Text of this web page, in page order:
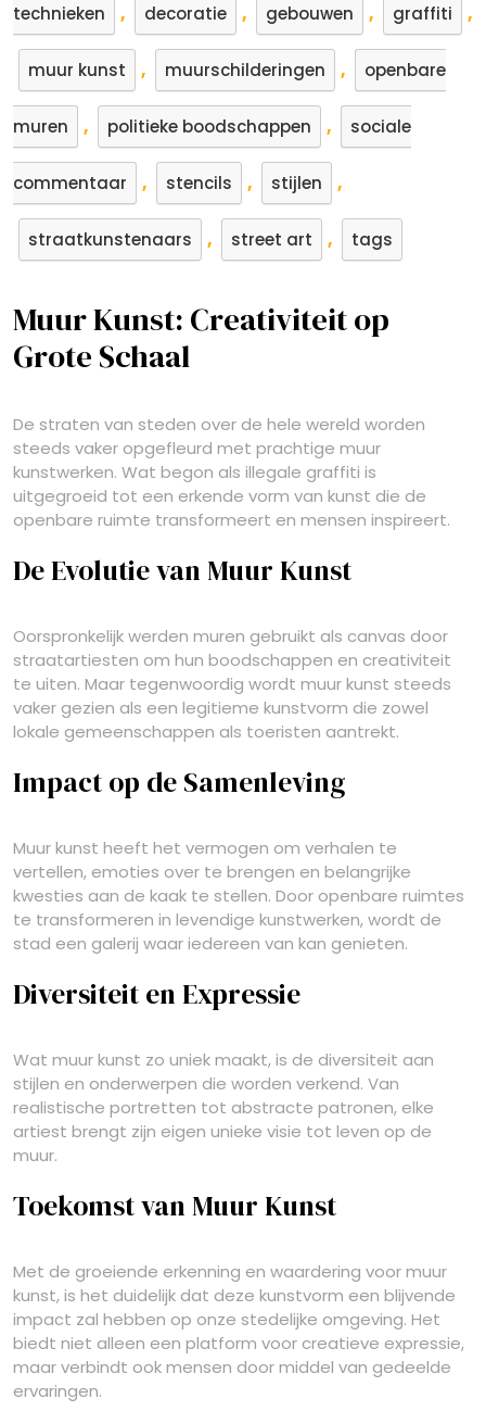
technieken , decoratie , gebouwen , graffiti ,
muur kunst , muurschilderingen , openbare
muren , politieke boodschappen , sociale
commentaar , stencils , stijlen ,
straatkunstenaars , street art , tags
Muur Kunst: Creativiteit op
Grote Schaal
De straten van steden over de hele wereld worden
steeds vaker opgefleurd met prachtige muur
kunstwerken. Wat begon als illegale graffiti is
uitgegroeid tot een erkende vorm van kunst die de
openbare ruimte transformeert en mensen inspireert.
De Evolutie van Muur Kunst
Oorspronkelijk werden muren gebruikt als canvas door
straatartiesten om hun boodschappen en creativiteit
te uiten. Maar tegenwoordig wordt muur kunst steeds
vaker gezien als een legitieme kunstvorm die zowel
lokale gemeenschappen als toeristen aantrekt.
Impact op de Samenleving
Muur kunst heeft het vermogen om verhalen te
vertellen, emoties over te brengen en belangrijke
kwesties aan de kaak te stellen. Door openbare ruimtes
te transformeren in levendige kunstwerken, wordt de
stad een galerij waar iedereen van kan genieten.
Diversiteit en Expressie
Wat muur kunst zo uniek maakt, is de diversiteit aan
stijlen en onderwerpen die worden verkend. Van
realistische portretten tot abstracte patronen, elke
artiest brengt zijn eigen unieke visie tot leven op de
muur.
Toekomst van Muur Kunst
Met de groeiende erkenning en waardering voor muur
kunst, is het duidelijk dat deze kunstvorm een blijvende
impact zal hebben op onze stedelijke omgeving. Het
biedt niet alleen een platform voor creatieve expressie,
maar verbindt ook mensen door middel van gedeelde
ervaringen.